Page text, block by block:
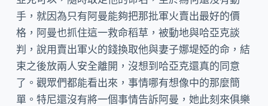
手，就因為只有阿曼能夠把那批軍火賣出最好的價
格，阿曼也抓住這一救命稻草，被動地與哈亞克談
判，說用賣出軍火的錢換取他與妻子娜堤婭的命，結
束之後放兩人安全離開，沒想到哈亞克還真的同意
了。觀眾們都能看出來，事情哪有想像中的那麼簡
單。特尼還沒有將一個事情告訴阿曼，她此刻來俱樂